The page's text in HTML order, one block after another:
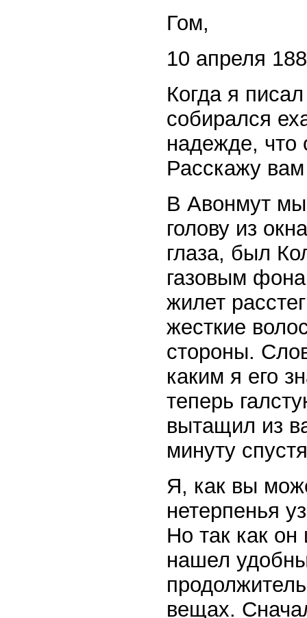
Гом,
10 апреля
Когда я
собирался
надежде, что
Расскажу
В Авонмут мы
голову из
глаза, был
газовым
жилет
жесткие
стороны.
каким я его
теперь
вытащил из
минуту
Я, как вы
нетерпенья
Но так как он
нашел
вещах.